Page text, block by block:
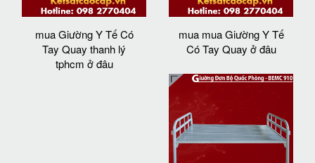
mua Giường Y Tế Có
Tay Quay thanh lý
tphcm ở đâu
mua mua Giường Y Tế
Có Tay Quay ở đâu